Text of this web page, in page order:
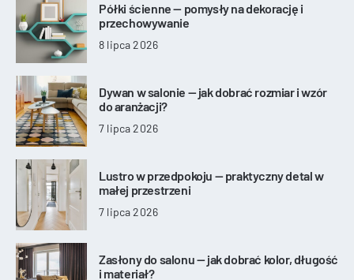
Półki ścienne — pomysły na dekorację i
przechowywanie
8 lipca 2026
Dywan w salonie — jak dobrać rozmiar i wzór
do aranżacji?
7 lipca 2026
Lustro w przedpokoju — praktyczny detal w
małej przestrzeni
7 lipca 2026
Zasłony do salonu — jak dobrać kolor, długość
i materiał?